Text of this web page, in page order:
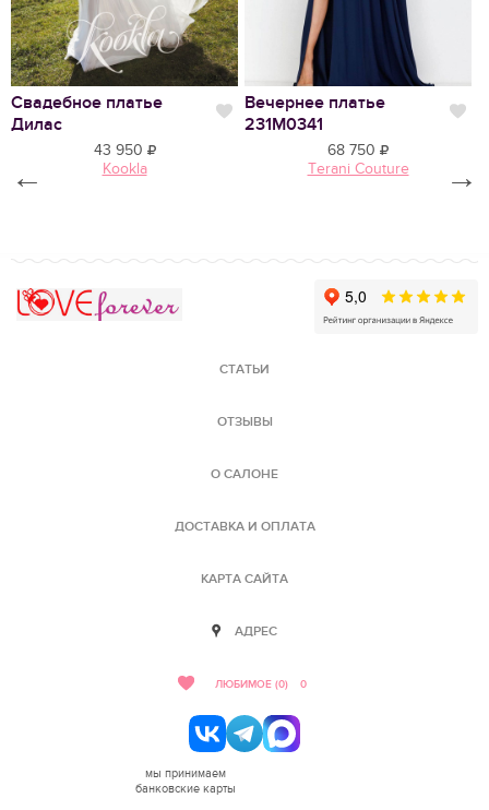
Свадебное платье
Дилас
Нравится
43 950
Kookla
Вечернее платье
231М0341
68 750
Terani Couture
← →
СТАТЬИ
ОТЗЫВЫ
О САЛОНЕ
ДОСТАВКА И ОПЛАТА
КАРТА САЙТА
АДРЕС
ЛЮБИМОЕ (0) 0
мы принимаем
банковские карты